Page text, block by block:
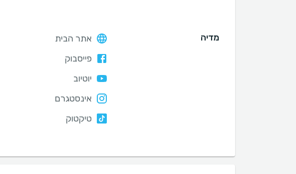
מדיה
אתר הבית
פייסבוק
יוטיוב
אינסטגרם
טיקטוק